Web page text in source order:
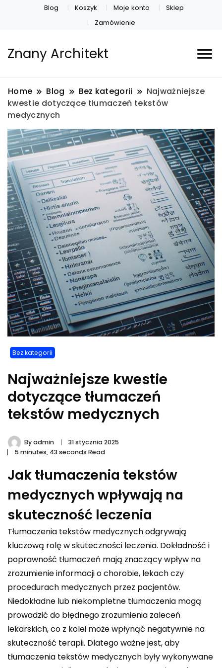
Blog Koszyk Moje konto
Sklep
Zamówienie
Znany Architekt
Home Blog Bez kategorii
Najważniejsze
kwestie dotyczące tłumaczeń tekstów
medycznych
Bez kategorii
Najważniejsze kwestie
dotyczące tłumaczeń
tekstów medycznych
Byadmin
31 stycznia 2025
5 minutes, 43 seconds Read
Jak tłumaczenia tekstów
medycznych wpływają na
skuteczność leczenia
Tłumaczenia tekstów medycznych odgrywają
kluczową rolę w skuteczności leczenia. Dokładność i
poprawność tłumaczeń mają znaczący wpływ na
zrozumienie informacji o chorobie, lekach czy
procedurach medycznych przez pacjentów.
Niedokładne lub niekompletne tłumaczenia mogą
prowadzić do błędnego zrozumienia zaleceń
lekarskich, co z kolei może wpłynąć negatywnie na
skuteczność terapii. Dlatego ważne jest, aby
tłumaczenia tekstów medycznych były wykonywane